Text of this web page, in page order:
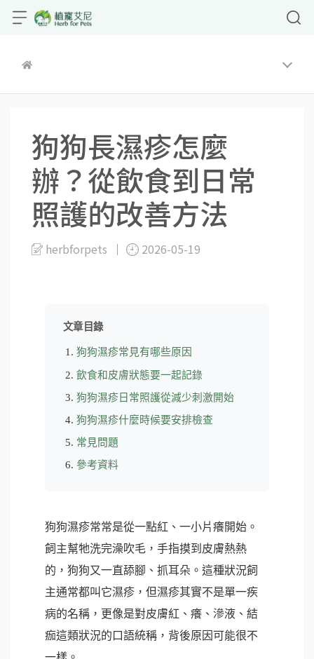
狗狗長濕疹怎麼
辦？從飲食到日常
照護的改善方法
herbforpets 2026-05-19
文章目錄
狗狗濕疹常見有哪些原因
飲食和皮膚狀態要一起記錄
狗狗濕疹日常照護從減少刺激開始
狗狗濕疹什麼時候要安排檢查
常見問題
參考資料
狗狗濕疹常常是從一點紅、一小片癢開始。
飼主幫牠洗完澡吹毛，手指摸到皮膚熱熱
的，狗狗又一直舔腳、抓耳朵。這種狀況飼
主通常都叫它濕疹，但濕疹其實不是單一疾
病的名稱，更像是對皮膚紅、癢、滲液、結
痂這類狀況的口語統稱，背後原因可能很不